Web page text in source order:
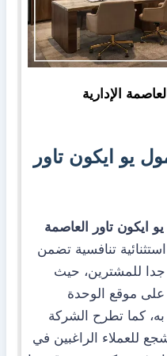
الإدارية
يو ايكون تاور
ايكون تاور العاصمة
تنافسية تضمن
جدا للمشترين، حيث
على موقع الوحدة
به، كما تطرح الشركة
للعملاء الراغبين في